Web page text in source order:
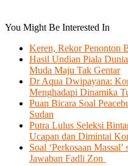
You Might Be Interested In
Keren, Rekor Penonton
Hasil Undian Piala
Muda Maju Tak Gentar
Dr Aqua Dwipayana:
Menghadapi Dinamika
Puan Bicara Soal
Sudan
Putra Lulus Seleksi
Ucapan dan Dimintai
Soal ‘Perkosaan
Jawaban Fadli Zon